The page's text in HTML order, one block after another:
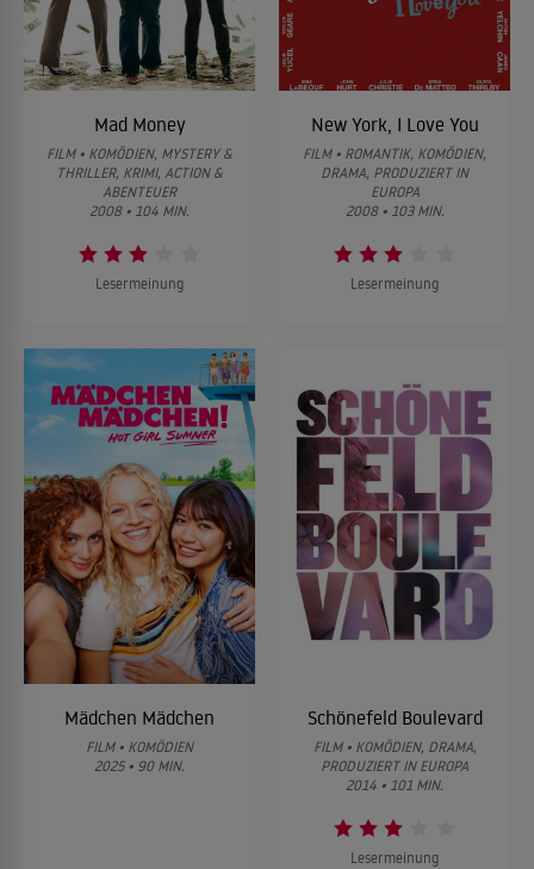
Mad Money
FILM • KOMÖDIEN, MYSTERY &
THRILLER, KRIMI, ACTION &
ABENTEUER
2008 • 104 MIN.
Lesermeinung
New York, I Love You
FILM • ROMANTIK, KOMÖDIEN,
DRAMA, PRODUZIERT IN
EUROPA
2008 • 103 MIN.
Lesermeinung
Mädchen Mädchen
FILM • KOMÖDIEN
2025 • 90 MIN.
Schönefeld Boulevard
FILM • KOMÖDIEN, DRAMA,
PRODUZIERT IN EUROPA
2014 • 101 MIN.
Lesermeinung